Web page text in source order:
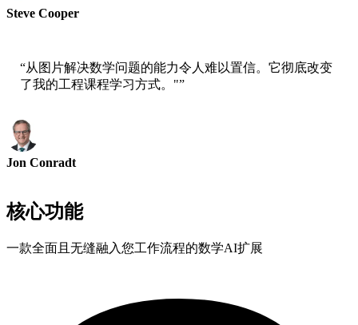
Steve Cooper
“从图片解决数学问题的能力令人难以置信。它彻底改变
了我的工程课程学习方式。"”
Jon Conradt
核心功能
一款全面且无缝融入您工作流程的数学AI扩展